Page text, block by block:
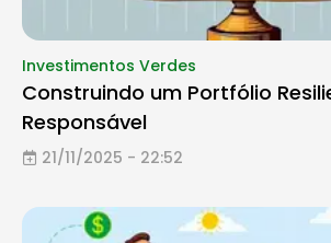
Investimentos Verdes
Construindo um Portfólio
Responsável
21/11/2025 - 22:52